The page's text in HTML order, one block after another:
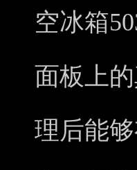
空冰箱
面板上
理后能